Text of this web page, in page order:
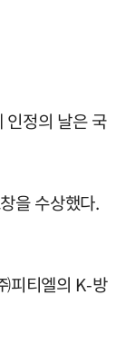
인정의 날은 국
을 수상했다.
피티엘의 K-방